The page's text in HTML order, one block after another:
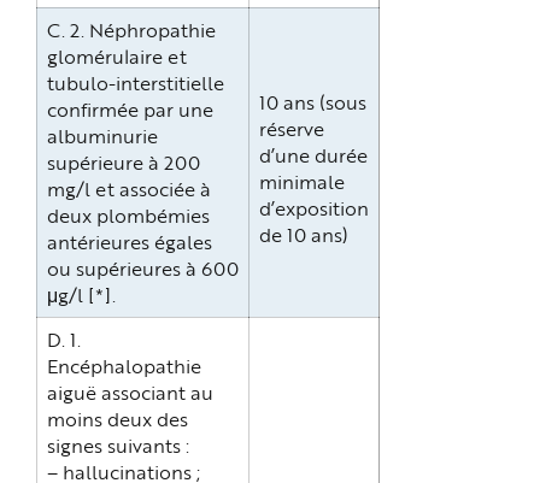
C. 2. Néphropathie
glomérulaire et
tubulo-interstitielle
confirmée par une
albuminurie
supérieure à 200
mg/l et associée à
deux plombémies
antérieures égales
ou supérieures à 600
μg/l [*].
10 ans (sous
réserve
d’une durée
minimale
d’exposition
de 10 ans)
D. 1.
Encéphalopathie
aiguë associant au
moins deux des
signes suivants :
– hallucinations ;